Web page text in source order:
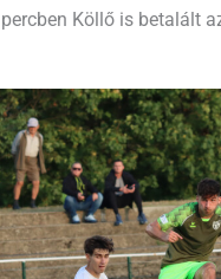
Köllő is betalált